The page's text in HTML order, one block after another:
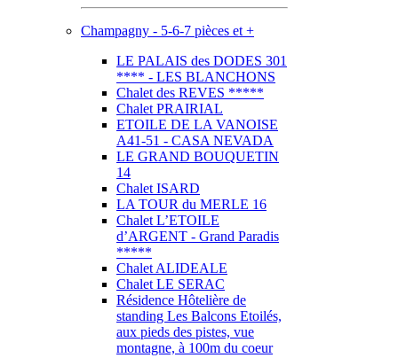
Champagny - 5-6-7 pièces et +
LE PALAIS des DODES 301
**** - LES BLANCHONS
Chalet des REVES *****
Chalet PRAIRIAL
ETOILE DE LA VANOISE
A41-51 - CASA NEVADA
LE GRAND BOUQUETIN
14
Chalet ISARD
LA TOUR du MERLE 16
Chalet L’ETOILE
d’ARGENT - Grand Paradis
*****
Chalet ALIDEALE
Chalet LE SERAC
Résidence Hôtelière de
standing Les Balcons Etoilés,
aux pieds des pistes, vue
montagne, à 100m du coeur